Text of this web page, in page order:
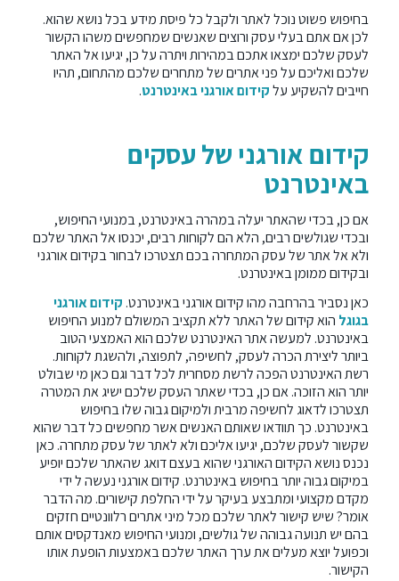
בחיפוש פשוט נוכל לאתר ולקבל כל פיסת מידע בכל נושא שהוא.
לכן אם אתם בעלי עסק ורוצים שאנשים שמחפשים משהו הקשור
לעסק שלכם ימצאו אתכם במהירות ויתרה על כן, יגיעו אל האתר
שלכם ואליכם על פני אתרים של מתחרים שלכם מהתחום, תהיו
חייבים להשקיע עלקידום אורגני באינטרנט.
קידום אורגני של עסקים
באינטרנט
אם כן, בכדי שהאתר יעלה במהרה באינטרנט, במנועי החיפוש,
ובכדי שגולשים רבים, הלא הם לקוחות רבים, יכנסו אל האתר שלכם
ולא אל אתר של עסק המתחרה בכם תצטרכו לבחור בקידום אורגני
ובקידום ממומן באינטרנט.
כאן נסביר בהרחבה מהו קידום אורגני באינטרנט. קידום אורגני
בגוגל הוא קידום של האתר ללא תקציב המשולם למנוע החיפוש
באינטרנט. למעשה אתר האינטרנט שלכם הוא האמצעי הטוב
ביותר ליצירת הכרה לעסק, לחשיפה, לתפוצה, ולהשגת לקוחות.
רשת האינטרנט הפכה לרשת מסחרית לכל דבר וגם כאן מי שבולט
יותר הוא הזוכה. אם כן, בכדי שאתר העסק שלכם ישיג את המטרה
תצטרכו לדאוג לחשיפה מרבית ולמיקום גבוה שלו בחיפוש
באינטרנט. כך תוודאו שאותם האנשים אשר מחפשים כל דבר שהוא
שקשור לעסק שלכם, יגיעו אליכם ולא לאתר של עסק מתחרה. כאן
נכנס נושא הקידום האורגני שהוא בעצם דואג שהאתר שלכם יופיע
במיקום גבוה יותר בחיפוש באינטרנט. קידום אורגני נעשה ל ידי
מקדם מקצועי ומתבצע בעיקר על ידי החלפת קישורים. מה הדבר
אומר? שיש קישור לאתר שלכם מכל מיני אתרים רלוונטיים חזקים
בהם יש תנועה גבוהה של גולשים, ומנועי החיפוש מאנדקסים אותם
וכפועל יוצא מעלים את ערך האתר שלכם באמצעות הופעת אותו
הקישור.